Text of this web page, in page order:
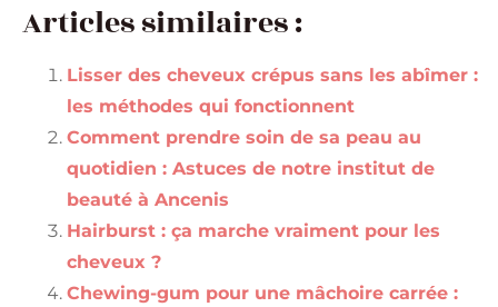
Articles similaires :
Lisser des cheveux crépus sans les abîmer :
les méthodes qui fonctionnent
Comment prendre soin de sa peau au
quotidien : Astuces de notre institut de
beauté à Ancenis
Hairburst : ça marche vraiment pour les
cheveux ?
Chewing-gum pour une mâchoire carrée :